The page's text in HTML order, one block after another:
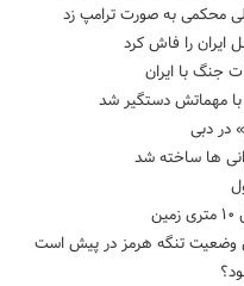
محکمی به صورت ترامپ زد
ایران را فاش کرد
جنگ با ایران
در دبی
وضعیت تنگه هرمز در پیش است